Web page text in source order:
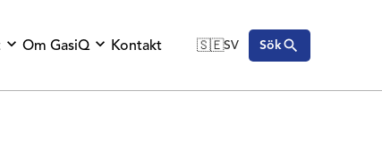
Om GasiQ Kontakt 🇸🇪SV Sök